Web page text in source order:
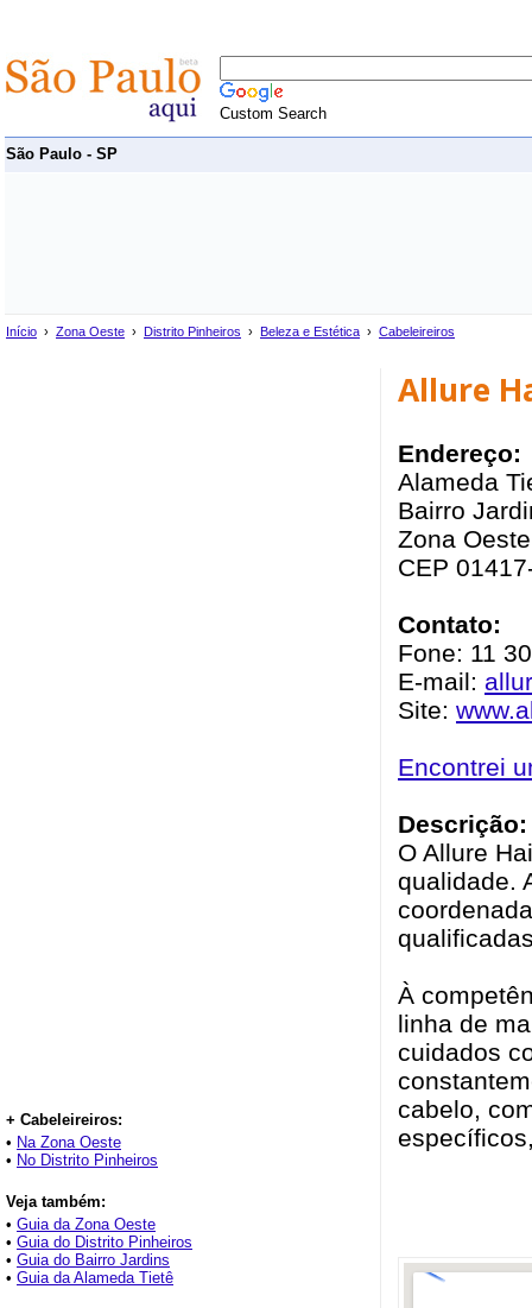
Custom Search
São Paulo - SP
Início › Zona Oeste › Distrito Pinheiros › Beleza e Estética › Cabeleireiros
+ Cabeleireiros:
• Na Zona Oeste
• No Distrito Pinheiros
Veja também:
• Guia da Zona Oeste
• Guia do Distrito Pinheiros
• Guia do Bairro Jardins
• Guia da Alameda Tietê
Allure
Endereço:
Alameda
Bairro
Zona
CEP
Contato:
Fone: 11
E-mail:
Site:
Encontrei
Descrição:
O Allure
qualidade.
À
linha de
cuidados
cabelo,